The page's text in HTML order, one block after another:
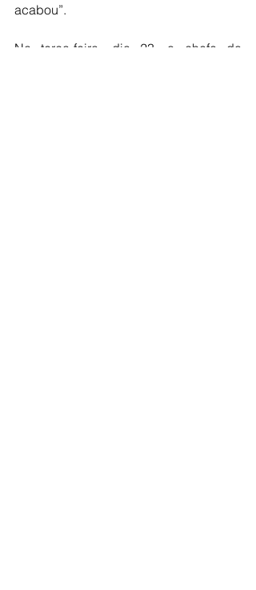
acabou”.
Na terça-feira, dia 23, o chefe do